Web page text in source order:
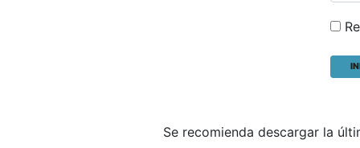
Se recomienda descargar la